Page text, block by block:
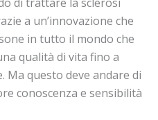
di trattare la sclerosi
a un’innovazione che
in tutto il mondo che
qualità di vita fino a
Ma questo deve andare di
conoscenza e sensibilità